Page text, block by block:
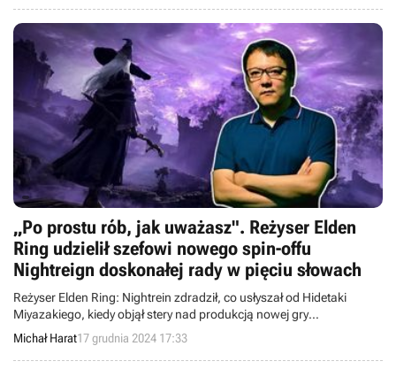
„Po prostu rób, jak uważasz". Reżyser Elden
Ring udzielił szefowi nowego spin-offu
Nightreign doskonałej rady w pięciu słowach
Reżyser Elden Ring: Nightrein zdradził, co usłyszał od Hidetaki
Miyazakiego, kiedy objął stery nad produkcją nowej gry
FromSoftware. Miyazaki nie był zbyt wylewny.
Michał Harat17 grudnia 2024 17:33